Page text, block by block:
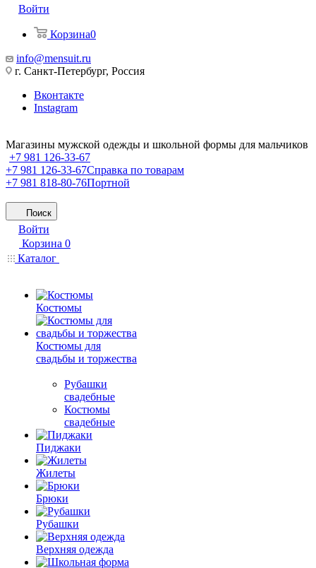
Войти
Корзина0
info@mensuit.ru
г. Санкт-Петербург, Россия
Вконтакте
Instagram
Магазины мужской одежды и школьной формы для мальчиков
+7 981 126-33-67
+7 981 126-33-67Справка по товарам
+7 981 818-80-76Портной
Поиск
Войти
Корзина 0
Каталог
Костюмы
Костюмы для
свадьбы и торжества
Рубашки
свадебные
Костюмы
свадебные
Пиджаки
Жилеты
Брюки
Рубашки
Верхняя одежда